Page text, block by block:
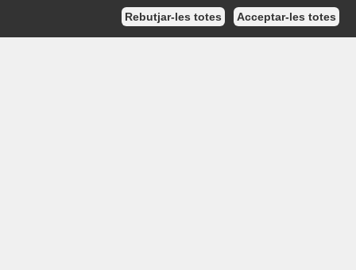
Pl. Ajuntament, sn.
Podem ajudar-te?
Rebutjar-les totes Acceptar-les totes